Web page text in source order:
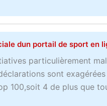
dun portail de sport en
particulièrement
sont
100,soit 4 de plus que